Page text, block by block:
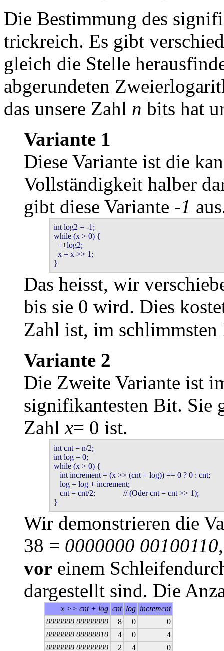
Die Bestimmung des
trickreich. Es gibt
gleich die Stelle
abgerundeten
das unsere Zahl n bits hat
Variante 1
Diese Variante ist die
Vollständigkeit halber
gibt diese Variante -1
int log2 = -1;
while (x > 0) {
  ++log2;
  x = x >> 1;
}
Das heisst, wir
bis sie 0 wird. Dies
Zahl ist, im
Variante 2
Die Zweite Variante ist
signifikantesten Bit. Sie
Zahlx= 0 ist.
int cnt = n/2;
int log = 0;
while (x > 0) {
   int increment = (x >> (cnt + log)) == 0 ? 0 : cnt;
   log = log + increment;
   cnt = cnt/2;              // (Oder cnt = cnt >> 1);
}
Wir demonstrieren die
38 = 0000000 00100110
vor einem
dargestellt sind. Die
x >> cnt + log cnt log increment
0000000 00000000
8 0
0
0000000 00000010
4 0
4
0000000 00000000
2 4 0